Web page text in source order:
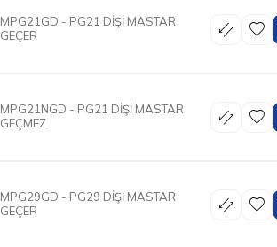
MPG21GD - PG21 DİŞİ MASTAR
GEÇER
MPG21NGD - PG21 DİŞİ MASTAR
GEÇMEZ
MPG29GD - PG29 DİŞİ MASTAR
GEÇER